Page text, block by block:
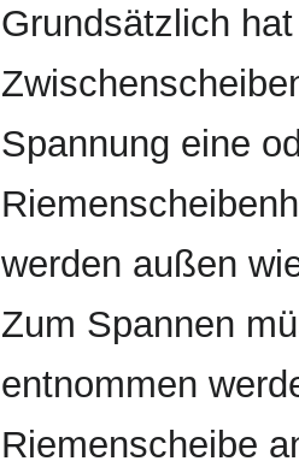
Grundsätzlich
Spannung eine
werden außen
Zum Spannen
entnommen
Riemenscheibe